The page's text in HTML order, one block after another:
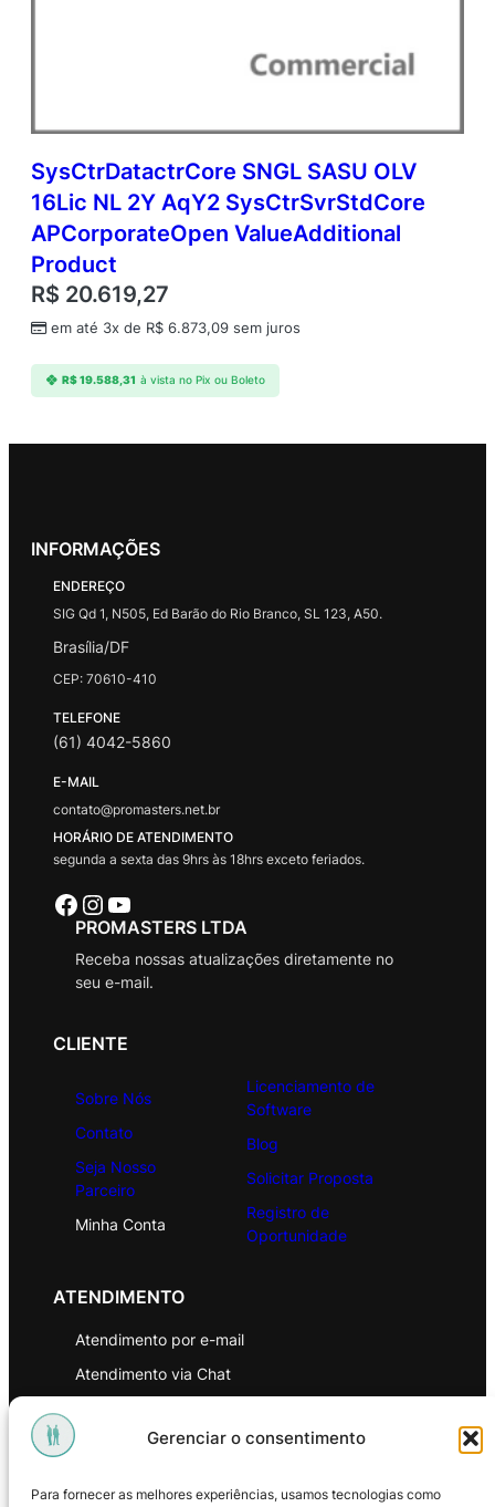
Gerenciar o consentimento
Para fornecer as melhores experiências, usamos tecnologias como
SysCtrDatactrCore SNGL SASU OLV
16Lic NL 2Y AqY2 SysCtrSvrStdCore
APCorporateOpen ValueAdditional
Product
R$ 20.619,27
em até 3x de R$ 6.873,09 sem juros
R$19.588,31 à vista no Pix ou Boleto
INFORMAÇÕES
ENDEREÇO
SIG Qd 1, N505, Ed Barão do Rio Branco, SL 123, A50.
Brasília/DF
CEP: 70610-410
TELEFONE
(61) 4042-5860
E-MAIL
contato@promasters.net.br
HORÁRIO DE ATENDIMENTO
segunda a sexta das 9hrs às 18hrs exceto feriados.
Facebook Instagram Youtube
PROMASTERS LTDA
Receba nossas atualizações diretamente no
seu e-mail.
CLIENTE
Sobre Nós
Contato
Seja Nosso
Parceiro
Minha Conta
Licenciamento de
Software
Blog
Solicitar Proposta
Registro de
Oportunidade
ATENDIMENTO
Atendimento por e-mail
Atendimento via Chat